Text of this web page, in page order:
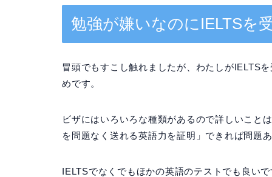
勉強が嫌いなのにIELTSを
冒頭でもすこし触れましたが、わたしがIELTS
めです。
ビザにはいろいろな種類があるので詳しいこと
を問題なく送れる英語力を証明」できれば問題
IELTSでなくでもほかの英語のテストでも良い